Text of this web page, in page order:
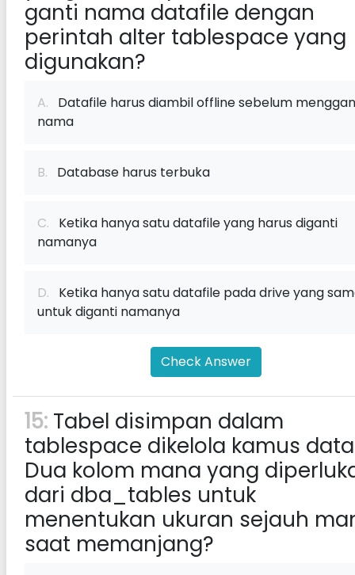
ganti nama datafile dengan
perintah alter tablespace yang
digunakan?
A. Datafile harus diambil offline sebelum
nama
B. Database harus terbuka
C. Ketika hanya satu datafile yang harus diganti
namanya
D. Ketika hanya satu datafile pada drive yang
untuk diganti namanya
Check Answer
15: Tabel disimpan dalam
tablespace dikelola kamus
Dua kolom mana yang
dari dba_tables untuk
menentukan ukuran sejauh
saat memanjang?